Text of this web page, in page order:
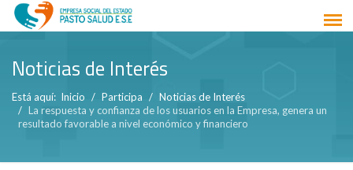
Noticias de Interés
Está aquí: Inicio Participa
Noticias de Interés
La respuesta y confianza de los usuarios en la Empresa, genera un
resultado favorable a nivel económico y financiero